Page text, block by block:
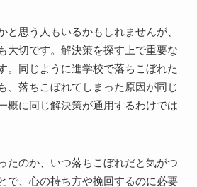
と思う人もいるかもしれませんが、
大切です。解決策を探す上で重要な
。同じように進学校で落ちこぼれた
、落ちこぼれてしまった原因が同じ
概に同じ解決策が通用するわけでは
たのか、いつ落ちこぼれだと気がつ
で、心の持ち方や挽回するのに必要